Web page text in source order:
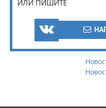
ИЛИ ПИШИТЕ